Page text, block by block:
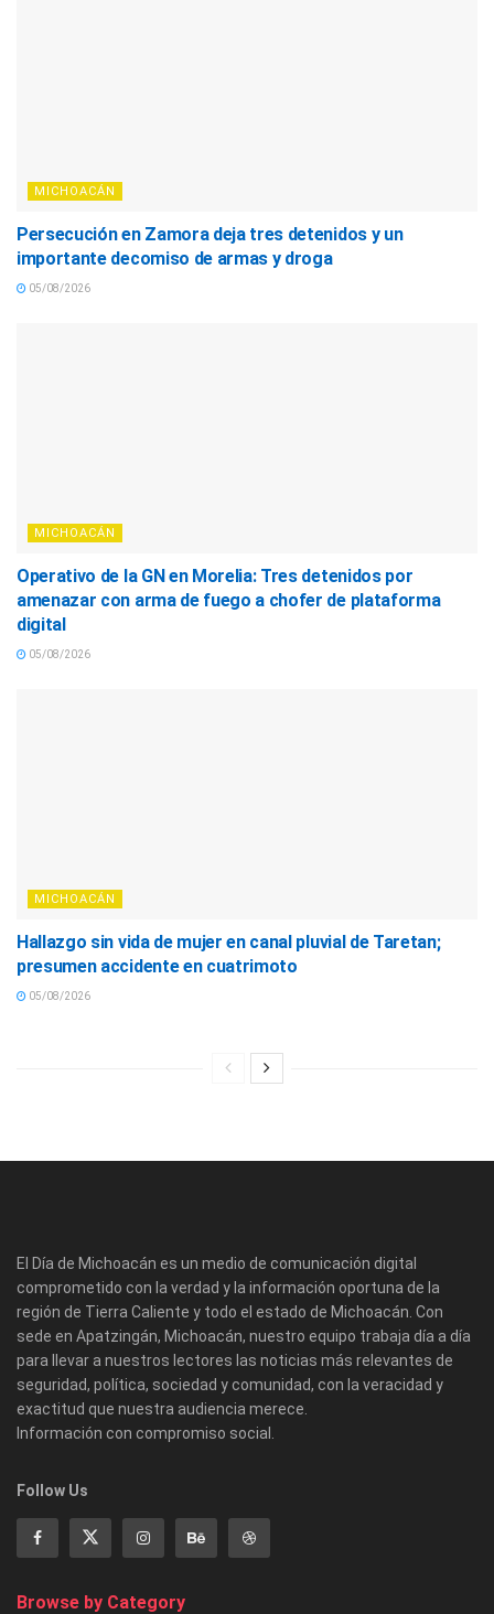
MICHOACÁN
Persecución en Zamora deja tres detenidos y un
importante decomiso de armas y droga
05/08/2026
MICHOACÁN
Operativo de la GN en Morelia: Tres detenidos por
amenazar con arma de fuego a chofer de plataforma
digital
05/08/2026
MICHOACÁN
Hallazgo sin vida de mujer en canal pluvial de Taretan;
presumen accidente en cuatrimoto
05/08/2026
El Día de Michoacán es un medio de comunicación digital
comprometido con la verdad y la información oportuna de la
región de Tierra Caliente y todo el estado de Michoacán. Con
sede en Apatzingán, Michoacán, nuestro equipo trabaja día a día
para llevar a nuestros lectores las noticias más relevantes de
seguridad, política, sociedad y comunidad, con la veracidad y
exactitud que nuestra audiencia merece.
Información con compromiso social.
Follow Us
Browse by Category